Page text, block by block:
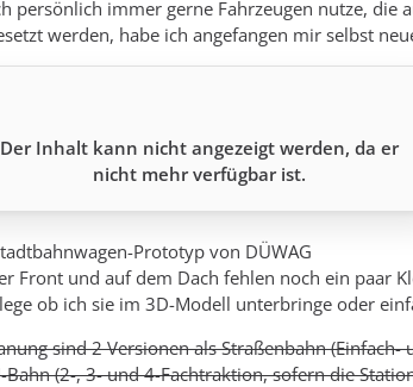
persönlich immer gerne Fahrzeugen nutze, die
werden, habe ich angefangen mir selbst
Der Inhalt kann nicht angezeigt werden, da er
nicht mehr verfügbar ist.
Prototyp von DÜWAG
Front und auf dem Dach fehlen noch ein paar
ob ich sie im 3D-Modell unterbringe oder
sind 2 Versionen als Straßenbahn
Bahn (2-, 3- und 4-Fachtraktion, sofern die